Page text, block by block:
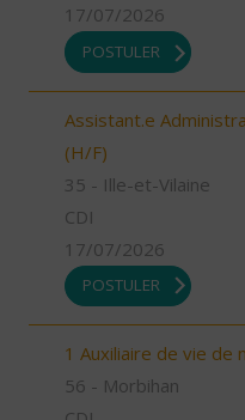
17/07/2026
POSTULER
Assistant.e
(H/F)
35 - Ille-et-Vilaine
CDI
17/07/2026
POSTULER
1 Auxiliaire de vie de
56 - Morbihan